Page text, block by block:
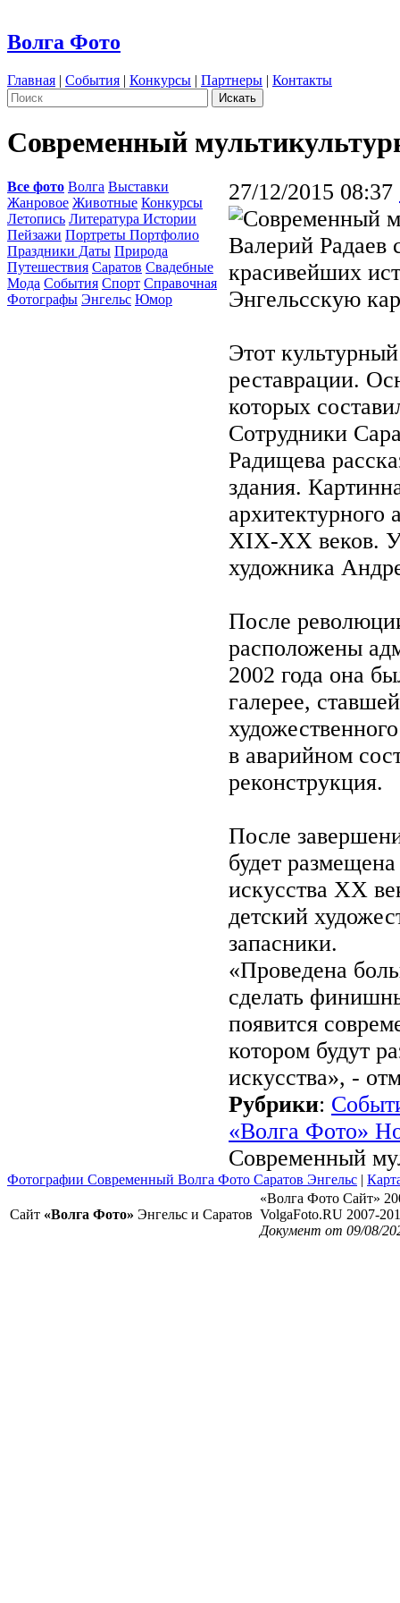
Волга Фото
Главная | События | Конкурсы | Партнеры | Контакты
Современный
Все фото Волга Выставки
Жанровое Животные Конкурсы
Летопись Литература Истории
Пейзажи Портреты Портфолио
Праздники Даты Природа
Путешествия Саратов Свадебные
Мода События Спорт Справочная
Фотографы Энгельс Юмор
27/12/2015 08:37
Валерий Радаев
красивейших
Энгельсскую
Этот
реставрации.
которых
Сотрудники
Радищева
здания.
архитектурного
XIX-ХХ веков.
художника
После
расположены
2002 года она
галерее,
в аварийном
реконструкция.
После
будет
искусства XX
детский
запасники.
«Проведена
сделать
появится
котором будут
искусства», -
Рубрики:
«Волга Фото»
Современный
Фотографии Современный Волга Фото Саратов Энгельс |
Сайт «Волга Фото» Энгельс и Саратов
«Волга Фото Сайт»
VolgaFoto.RU 2007-
Документ от 09/08/